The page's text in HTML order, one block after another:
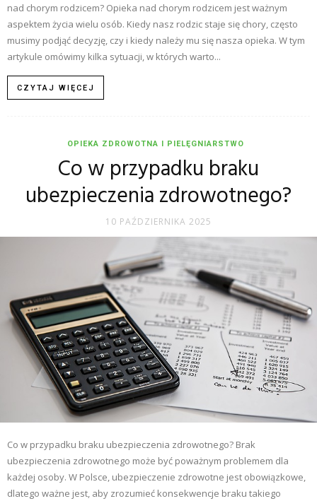
nad chorym rodzicem? Opieka nad chorym rodzicem jest ważnym
aspektem życia wielu osób. Kiedy nasz rodzic staje się chory, często
musimy podjąć decyzję, czy i kiedy należy mu się nasza opieka. W tym
artykule omówimy kilka sytuacji, w których warto...
CZYTAJ WIĘCEJ
OPIEKA ZDROWOTNA I PIELĘGNIARSTWO
Co w przypadku braku
ubezpieczenia zdrowotnego?
10 PAŹDZIERNIKA 2025
Co w przypadku braku ubezpieczenia zdrowotnego? Brak
ubezpieczenia zdrowotnego może być poważnym problemem dla
każdej osoby. W Polsce, ubezpieczenie zdrowotne jest obowiązkowe,
dlatego ważne jest, aby zrozumieć konsekwencje braku takiego